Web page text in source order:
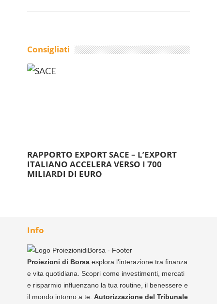
Consigliati
RAPPORTO EXPORT SACE – L’EXPORT
ITALIANO ACCELERA VERSO I 700
MILIARDI DI EURO
Info
Proiezioni di Borsa esplora l'interazione tra finanza
e vita quotidiana. Scopri come investimenti, mercati
e risparmio influenzano la tua routine, il benessere e
il mondo intorno a te. Autorizzazione del Tribunale